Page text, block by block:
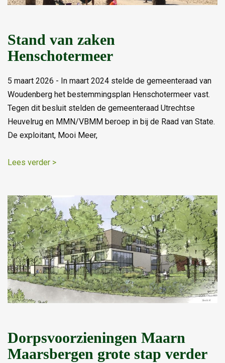
Stand van zaken
Henschotermeer
5 maart 2026 - In maart 2024 stelde de gemeenteraad van
Woudenberg het bestemmingsplan Henschotermeer vast.
Tegen dit besluit stelden de gemeenteraad Utrechtse
Heuvelrug en MMN/VBMM beroep in bij de Raad van State.
De exploitant, Mooi Meer,
Lees verder >
Dorpsvoorzieningen Maarn
Maarsbergen grote stap verder